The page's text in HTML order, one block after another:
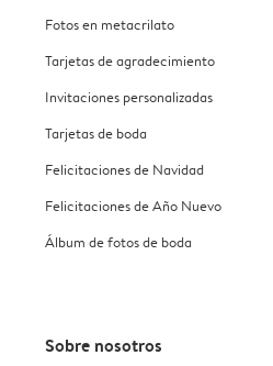
Fotos en metacrilato
Tarjetas de agradecimiento
Invitaciones personalizadas
Tarjetas de boda
Felicitaciones de Navidad
Felicitaciones de Año Nuevo
Álbum de fotos de boda
Sobre nosotros